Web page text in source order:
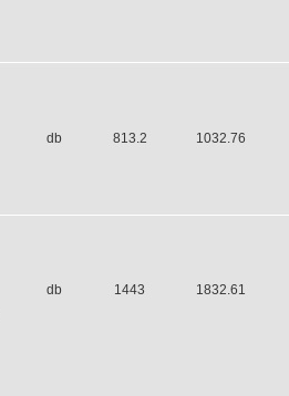
db 813.2 1032.76
db 1443 1832.61